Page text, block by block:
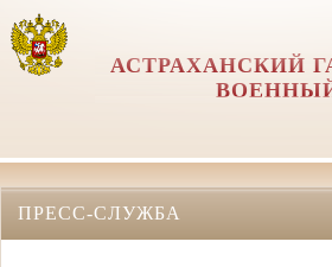
АСТРАХАНСКИЙ
ПРЕСС-СЛУЖБА